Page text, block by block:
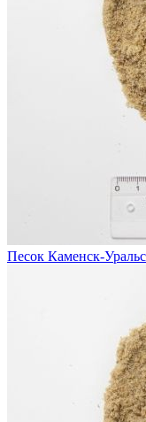
Песок Каменск-